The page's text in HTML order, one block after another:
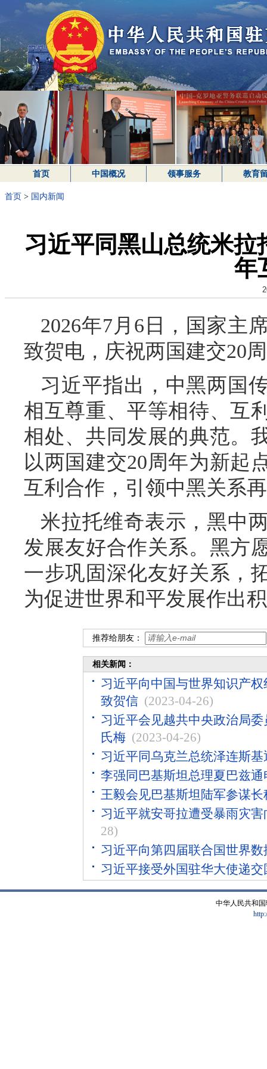
首页 中国概况 领事服务 教育
首页 > 国内新闻
习近平同黑山总统米拉
年
2026年7月6日，国家主
致贺电，庆祝两国建交20
习近平指出，中黑两国
相互尊重、平等相待、互
相处、共同发展的典范。
以两国建交20周年为新起
互利合作，引领中黑关系
米拉托维奇表示，黑中
发展友好合作关系。黑方
一步巩固深化友好关系，
为促进世界和平发展作出
推荐给朋友：
相关新闻：
习近平向中国与世界知识产
致贺信 (2023-04-26)
习近平会见越共中央政治局
氏梅 (2023-04-26)
习近平同乌克兰总统泽连斯基
李强同巴基斯坦总理夏巴兹通
王毅会见巴基斯坦陆军参谋长
习近平就安哥拉遭受暴雨灾
28)
习近平向第四届联合国世界
习近平接受外国驻华大使递交
中华人民共和